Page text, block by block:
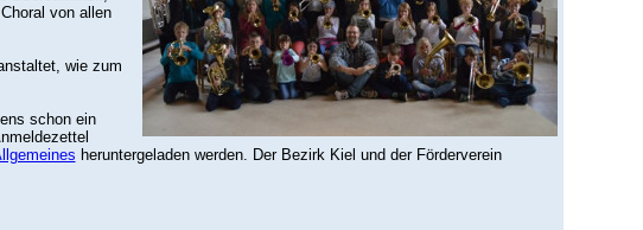
von allen
wie zum
schon ein
heruntergeladen werden. Der Bezirk Kiel und der Förderverein